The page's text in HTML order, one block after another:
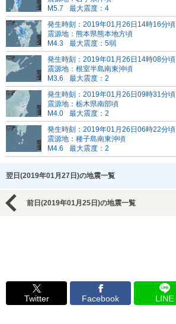
M5.7
最大震度：4
発生時刻：2019年01月26日14時16分頃
震源地：熊本県熊本地方頃
M4.3
最大震度：5弱
発生時刻：2019年01月26日14時08分頃
震源地：根室半島南東沖頃
M3.6
最大震度：2
発生時刻：2019年01月26日09時31分頃
震源地：栃木県南部頃
M4.0
最大震度：2
発生時刻：2019年01月26日06時22分頃
震源地：種子島南東沖頃
M4.6
最大震度：2
翌日(2019年01月27日)の地震一覧
前日(2019年01月25日)の地震一覧
Twitter Facebook LINE